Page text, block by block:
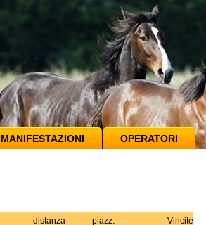
MANIFESTAZIONI OPERATORI
distanza piazz. Vincite